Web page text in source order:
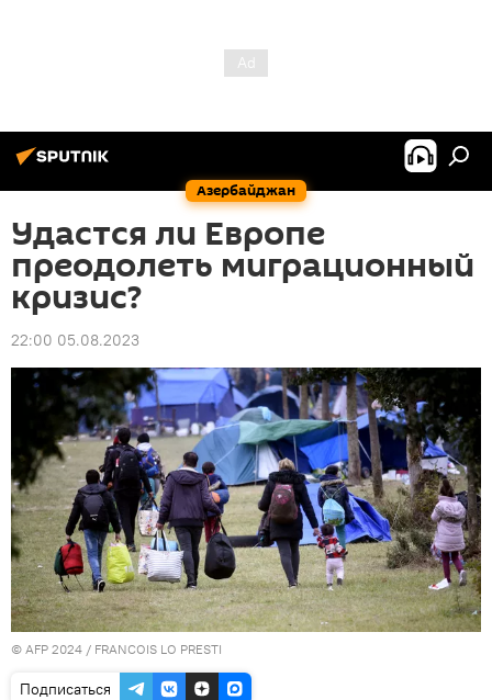
Азербайджан
Удастся ли Европе
преодолеть миграционный
кризис?
22:00 05.08.2023
© AFP 2024 / FRANCOIS LO PRESTI
Подписаться